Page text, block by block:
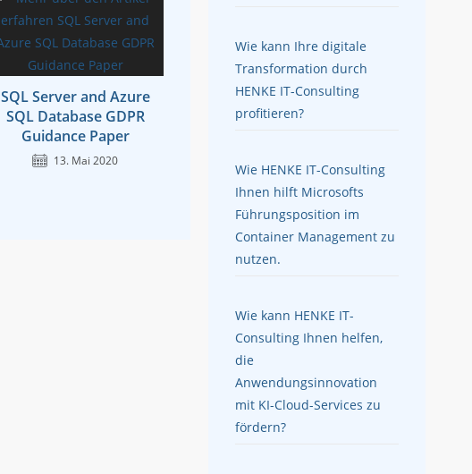
SQL Server and Azure
SQL Database GDPR
Guidance Paper
13. Mai 2020
Wie kann Ihre digitale
Transformation durch
HENKE IT-Consulting
profitieren?
Wie HENKE IT-Consulting
Ihnen hilft Microsofts
Führungsposition im
Container Management zu
nutzen.
Wie kann HENKE IT-
Consulting Ihnen helfen,
die
Anwendungsinnovation
mit KI-Cloud-Services zu
fördern?